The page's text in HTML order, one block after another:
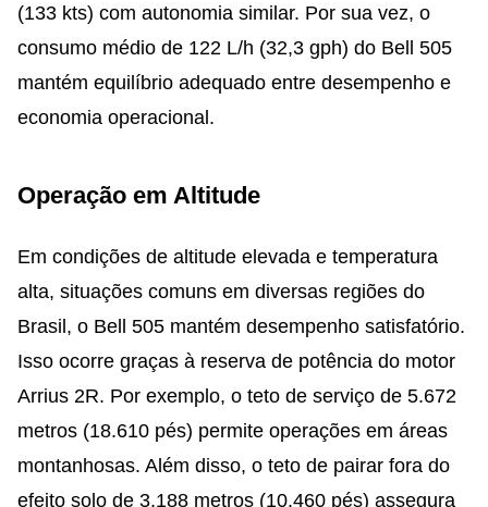
(133 kts) com autonomia similar. Por sua vez, o
consumo médio de 122 L/h (32,3 gph) do Bell 505
mantém equilíbrio adequado entre desempenho e
economia operacional.
Operação em Altitude
Em condições de altitude elevada e temperatura
alta, situações comuns em diversas regiões do
Brasil, o Bell 505 mantém desempenho satisfatório.
Isso ocorre graças à reserva de potência do motor
Arrius 2R. Por exemplo, o teto de serviço de 5.672
metros (18.610 pés) permite operações em áreas
montanhosas. Além disso, o teto de pairar fora do
efeito solo de 3.188 metros (10.460 pés) assegura